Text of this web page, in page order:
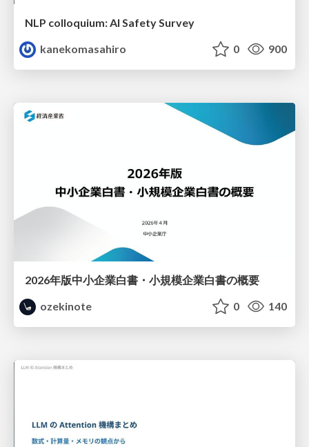
NLP colloquium: AI Safety Survey
kanekomasahiro
0 900
2026年版中小企業白書・小規模企業白書の概要
ozekinote
0 140